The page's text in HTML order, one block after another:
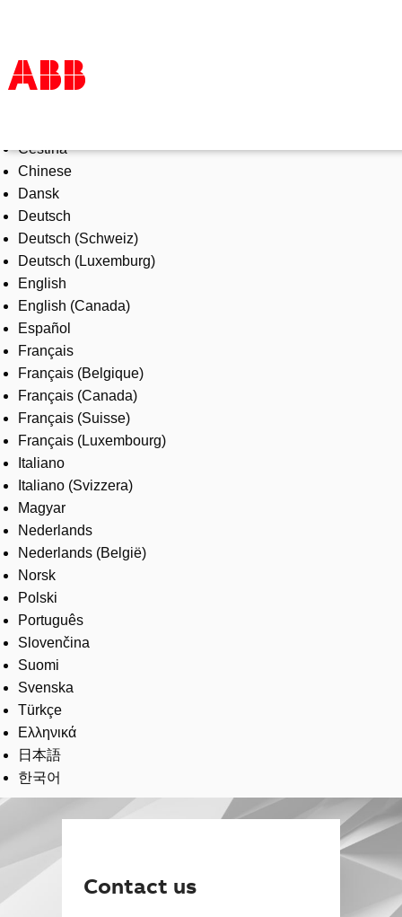
Products & Solutions
Industries
Services
About us
Where to buy
Contact us
Careers
Čeština
Chinese
Dansk
Deutsch
Deutsch (Schweiz)
Deutsch (Luxemburg)
English
English (Canada)
Español
Français
Français (Belgique)
Français (Canada)
Français (Suisse)
Français (Luxembourg)
Italiano
Italiano (Svizzera)
Magyar
Nederlands
Nederlands (België)
Norsk
Polski
Português
Slovenčina
Suomi
Svenska
Türkçe
Ελληνικά
日本語
한국어
Contact us